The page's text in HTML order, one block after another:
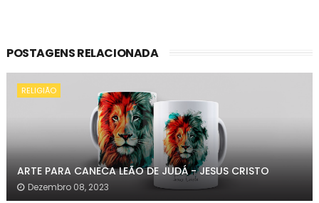
POSTAGENS RELACIONADA
RELIGIÃO
ARTE PARA CANECA LEÃO DE JUDÁ - JESUS CRISTO
Dezembro 08, 2023